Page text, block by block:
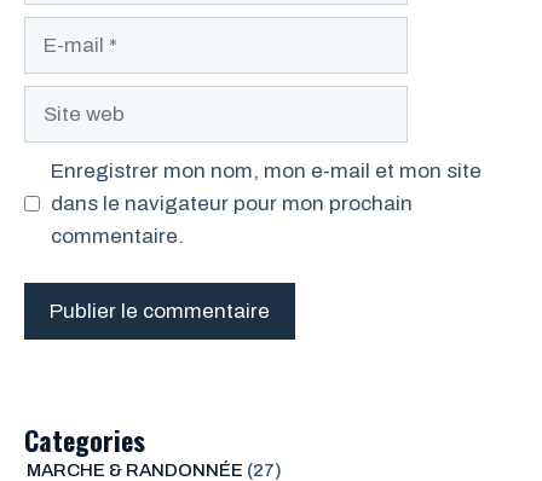
Enregistrer mon nom, mon e-mail et mon site
dans le navigateur pour mon prochain
commentaire.
Categories
MARCHE & RANDONNÉE (27)